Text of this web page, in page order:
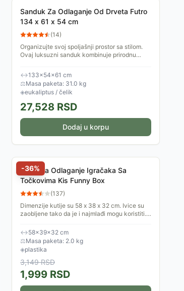
Sanduk Za Odlaganje Od Drveta Futro
134 x 61 x 54 cm
(14)
Organizujte svoj spoljašnji prostor sa stilom.
Ovaj luksuzni sanduk kombinuje prirodnu
eukaliptusa</strong> sa...
↔133×54×61 cm
⚖Masa paketa: 31.0 kg
◈eukaliptus / čelik
27,528 RSD
Dodaj u korpu
-36%
Kutija Za Odlaganje Igračaka Sa
Točkovima Kis Funny Box
(137)
Dimenzije kutije su 58 x 38 x 32 cm. Ivice su
zaobljene tako da je i najmlađi mogu koristiti.
↔58×39×32 cm
⚖Masa paketa: 2.0 kg
◈plastika
3,149RSD
1,999 RSD